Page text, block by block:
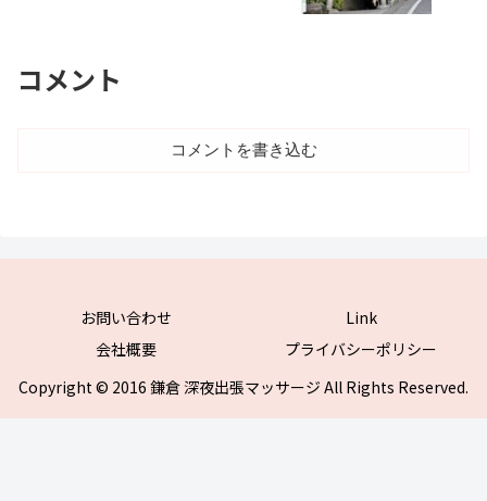
コメント
コメントを書き込む
お問い合わせ
Link
会社概要
プライバシーポリシー
Copyright © 2016 鎌倉 深夜出張マッサージ All Rights Reserved.